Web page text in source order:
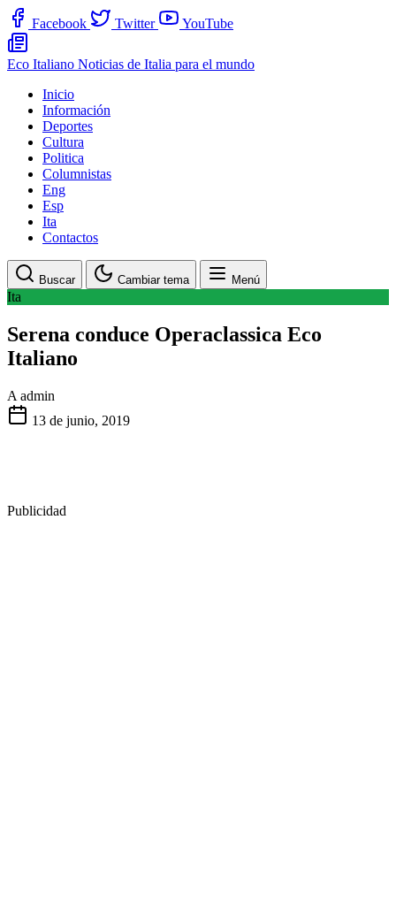
Facebook Twitter YouTube
Eco Italiano Noticias de Italia para el mundo
Inicio
Información
Deportes
Cultura
Politica
Columnistas
Eng
Esp
Ita
Contactos
Buscar Cambiar tema Menú
Ita
Serena conduce Operaclassica Eco
Italiano
A admin
13 de junio, 2019
Publicidad